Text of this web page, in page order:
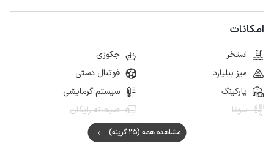
امکانات
استخر
جکوزی
میز بیلیارد
فوتبال دستی
پارکینگ
سیستم گرمایشی
سونا
صبحانه رایگان
مشاهده همه (25 گزینه)